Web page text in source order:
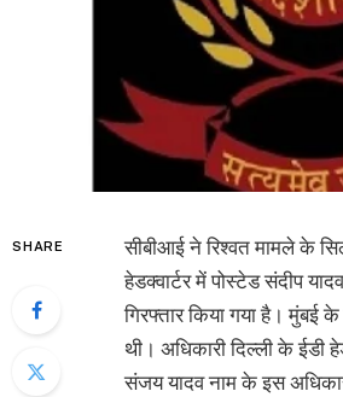
SHARE
सीबीआई ने रिश्वत मामले के
हेडक्वार्टर में पोस्टेड संदीप
गिरफ्तार किया गया है।
थी। अधिकारी दिल्ली के ईडी
संजय यादव नाम के इस